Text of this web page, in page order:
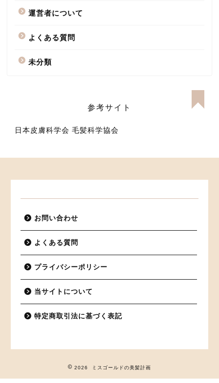
運営者について
よくある質問
未分類
参考サイト
日本皮膚科学会 毛髪科学協会
お問い合わせ
よくある質問
プライバシーポリシー
当サイトについて
特定商取引法に基づく表記
2026 ミスゴールドの美髪計画